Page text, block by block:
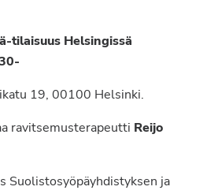
tilaisuus Helsingissä
19, 00100 Helsinki.
ravitsemusterapeutti Reijo
Suolistosyöpäyhdistyksen ja